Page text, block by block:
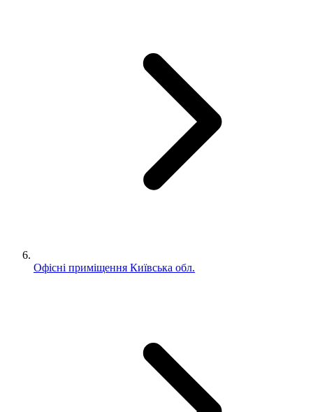
Офісні приміщення Київська обл.